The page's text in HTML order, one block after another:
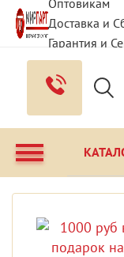
Оптовикам
Доставка и
Гарантия и
Вопрос - Ответ